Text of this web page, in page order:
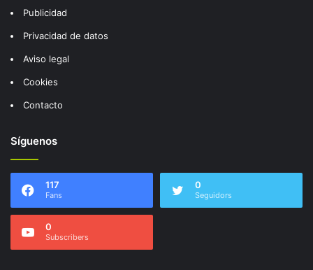
Publicidad
Privacidad de datos
Aviso legal
Cookies
Contacto
Síguenos
117
Fans
0
Seguidors
0
Subscribers